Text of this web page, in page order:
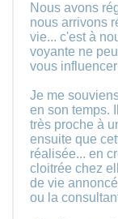
Nous avons
nous arrivons
vie... c'est à
voyante ne
vous
Je me
en son temps.
très proche à
ensuite que
réalisée... en
cloitrée chez
de vie
ou la